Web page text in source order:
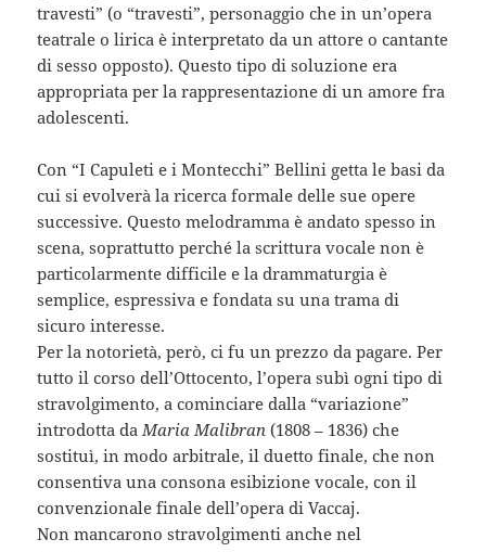
travesti” (o “travesti”, personaggio che in un’opera
teatrale o lirica è interpretato da un attore o cantante
di sesso opposto). Questo tipo di soluzione era
appropriata per la rappresentazione di un amore fra
adolescenti.
Con “I Capuleti e i Montecchi” Bellini getta le basi da
cui si evolverà la ricerca formale delle sue opere
successive. Questo melodramma è andato spesso in
scena, soprattutto perché la scrittura vocale non è
particolarmente difficile e la drammaturgia è
semplice, espressiva e fondata su una trama di
sicuro interesse.
Per la notorietà, però, ci fu un prezzo da pagare. Per
tutto il corso dell’Ottocento, l’opera subì ogni tipo di
stravolgimento, a cominciare dalla “variazione”
introdotta da Maria Malibran (1808 – 1836) che
sostituì, in modo arbitrale, il duetto finale, che non
consentiva una consona esibizione vocale, con il
convenzionale finale dell’opera di Vaccaj.
Non mancarono stravolgimenti anche nel